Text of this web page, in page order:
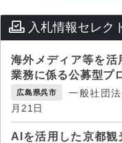
入札情報セレク
海外メディア等を活
業務に係る公募型プ
広島県呉市
一般社団
月21日
AIを活用した京都観